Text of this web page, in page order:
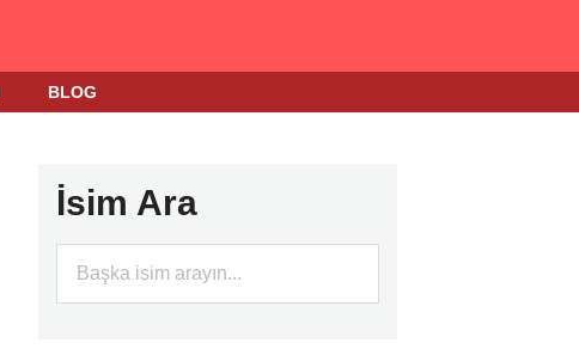
BLOG
İsim Ara